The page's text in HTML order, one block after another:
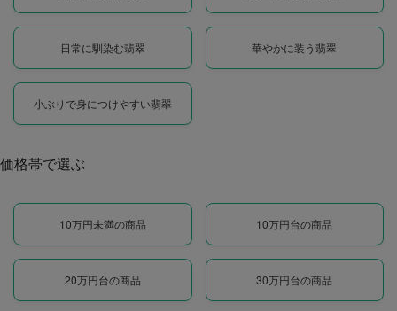
日常に馴染む翡翠 華やかに装う翡翠
小ぶりで身につけやすい翡翠
価格帯で選ぶ
10万円未満の商品 10万円台の商品
20万円台の商品 30万円台の商品